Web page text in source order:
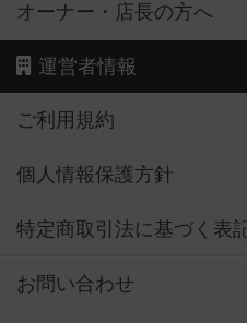
オーナー・店長の方へ
運営者情報
ご利用規約
個人情報保護方針
特定商取引法に基づく表
お問い合わせ